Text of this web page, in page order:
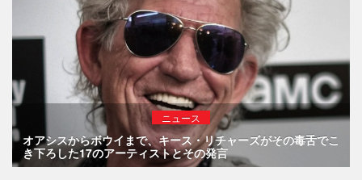
ニュース
オアシスからボウイまで、キース・リチャーズがその毒舌でこ
き下ろした17のアーティストとその発言